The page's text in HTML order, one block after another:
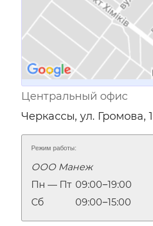
Центральный офис
Черкассы, ул. Громова,
Режим работы:
ООО Манеж
Пн — Пт 09:00‒19:00
Сб
09:00‒15:00